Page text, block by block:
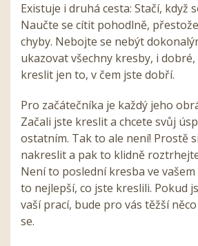
Existuje i druhá cesta: Stačí, když
Naučte se cítit pohodlně,
chyby. Nebojte se nebýt
ukazovat všechny kresby, i
kreslit jen to, v čem jste dobří.
Pro začátečníka je každý jeho
Začali jste kreslit a chcete svůj
ostatním. Tak to ale není! Prostě
nakreslit a pak to klidně
Není to poslední kresba ve
to nejlepší, co jste kreslili. Pokud
vaší prací, bude pro vás těžší
se.